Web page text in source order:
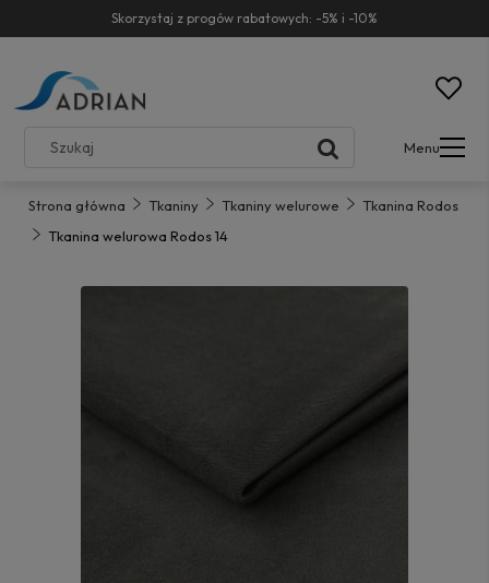
Skorzystaj z progów rabatowych: -5% i -10%
Menu
Strona główna Tkaniny Tkaniny welurowe
Tkanina Rodos
Tkanina welurowa Rodos 14